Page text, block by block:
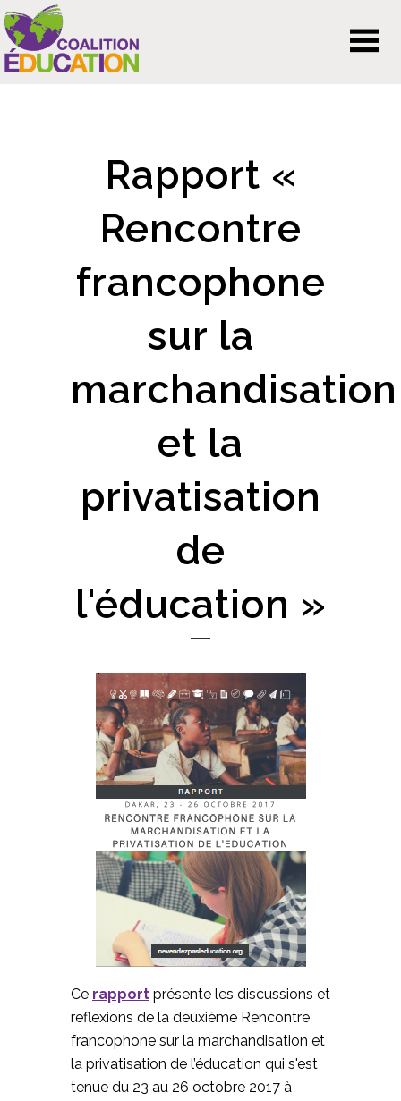
Rapport «
Rencontre
francophone
sur la
marchandisation
et la
privatisation
de
l'éducation »
Ce rapport présente les discussions et
reflexions de la deuxième Rencontre
francophone sur la marchandisation et
la privatisation de l’éducation qui s'est
tenue du 23 au 26 octobre 2017 à